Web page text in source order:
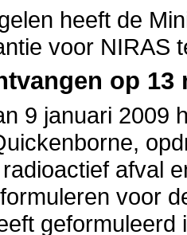
heeft de
voor NIRAS
op 13
9 januari 2009
afval
voor